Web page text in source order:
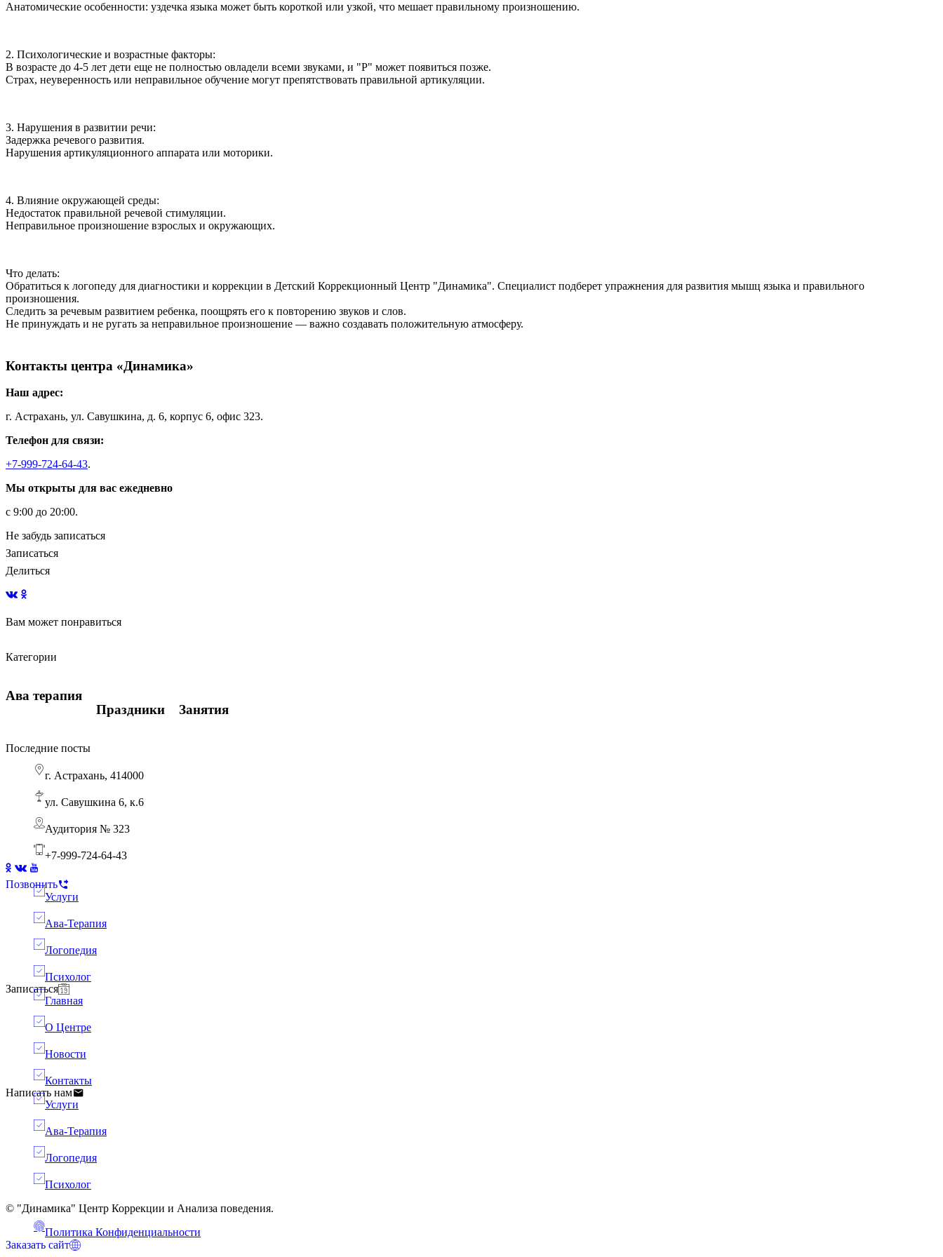
Анатомические особенности: уздечка языка может быть короткой или узкой, что мешает правильному произношению.
2. Психологические и возрастные факторы:
В возрасте до 4-5 лет дети еще не полностью овладели всеми звуками, и "Р" может появиться позже.
Страх, неуверенность или неправильное обучение могут препятствовать правильной артикуляции.
3. Нарушения в развитии речи:
Задержка речевого развития.
Нарушения артикуляционного аппарата или моторики.
4. Влияние окружающей среды:
Недостаток правильной речевой стимуляции.
Неправильное произношение взрослых и окружающих.
Что делать:
Обратиться к логопеду для диагностики и коррекции в Детский Коррекционный Центр "Динамика". Специалист подберет упражнения для развития мышц языка и правильного
произношения.
Следить за речевым развитием ребенка, поощрять его к повторению звуков и слов.
Не принуждать и не ругать за неправильное произношение — важно создавать положительную атмосферу.
Контакты центра «Динамика»
Наш адрес:
г. Астрахань, ул. Савушкина, д. 6, корпус 6, офис 323.
Телефон для связи:
+7-999-724-64-43.
Мы открыты для вас ежедневно
с 9:00 до 20:00.
Не забудь записаться
Записаться
Делиться
Вам может понравиться
Виды подсказок в обучении
Ава терапия
Количество часов
Ава терапия
Навыки визуального восприятия
Занятия
Категории
Ава терапия
Праздники
Занятия
Последние посты
Ребенок боится горшка: пошаговый АВА-тренинг для родителей
Ава терапия
г. Астрахань, 414000
ул. Савушкина 6, к.6
Аудитория № 323
+7-999-724-64-43
Позвонить
Услуги
Ава-Терапия
Логопедия
Психолог
Записаться
Главная
О Центре
Новости
Контакты
Написать нам
Услуги
Ава-Терапия
Логопедия
Психолог
© "Динамика" Центр Коррекции и Анализа поведения.
Политика Конфиденциальности
Заказать сайт